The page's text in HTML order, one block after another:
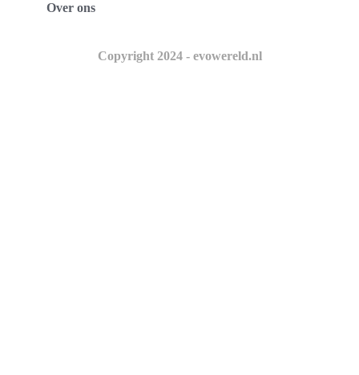
Over ons
Copyright 2024 - evowereld.nl